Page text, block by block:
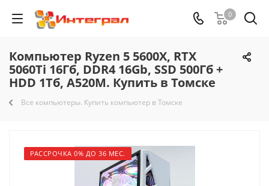
0
Компьютер Ryzen 5 5600X, RTX
5060Ti 16Гб, DDR4 16Gb, SSD 500Гб +
HDD 1Тб, A520M. Купить в Томске
Все компьютеры. Купить компьютер в Томске
РАССРОЧКА 0% ДО 36 МЕС.